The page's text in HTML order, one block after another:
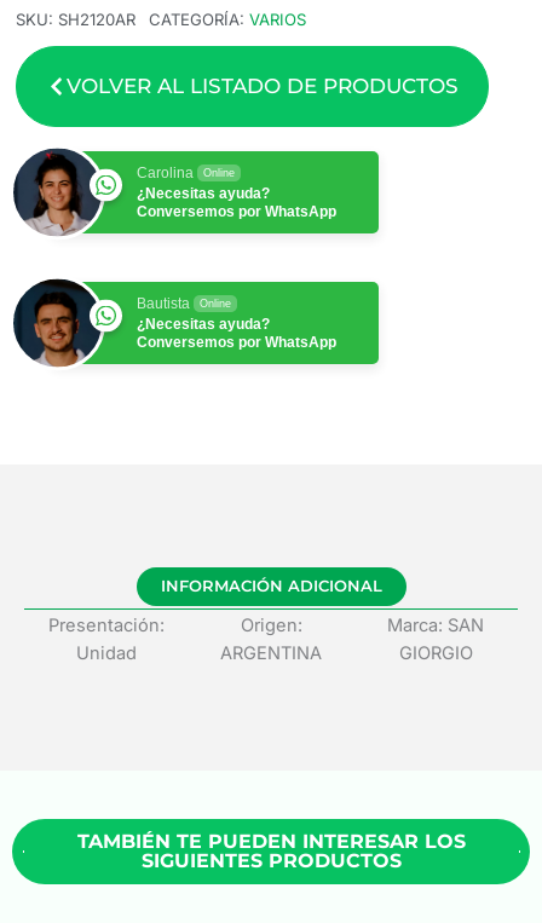
SKU: SH2120AR CATEGORÍA: VARIOS
VOLVER AL LISTADO DE PRODUCTOS
Carolina Online
¿Necesitas ayuda?
Conversemos por WhatsApp
Bautista Online
¿Necesitas ayuda?
Conversemos por WhatsApp
INFORMACIÓN ADICIONAL
Presentación:
Unidad
Origen:
ARGENTINA
Marca: SAN
GIORGIO
TAMBIÉN TE PUEDEN INTERESAR LOS
SIGUIENTES PRODUCTOS